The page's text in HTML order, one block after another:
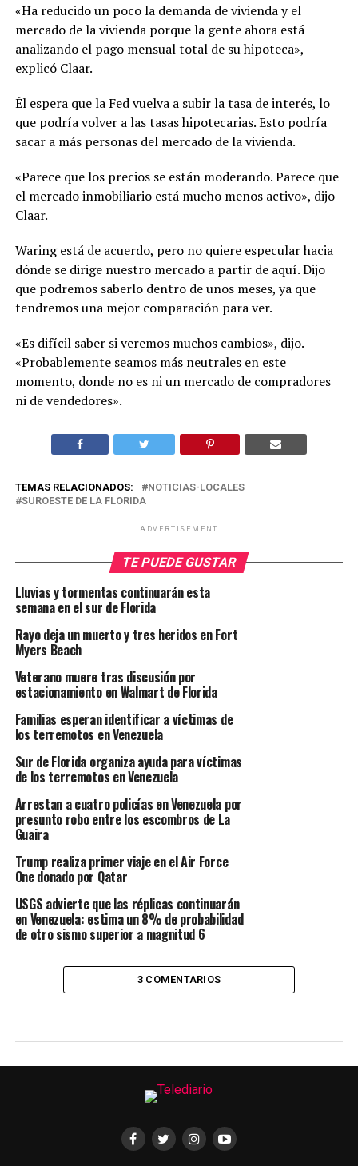
«Ha reducido un poco la demanda de vivienda y el
mercado de la vivienda porque la gente ahora está
analizando el pago mensual total de su hipoteca»,
explicó Claar.
Él espera que la Fed vuelva a subir la tasa de interés, lo
que podría volver a las tasas hipotecarias. Esto podría
sacar a más personas del mercado de la vivienda.
«Parece que los precios se están moderando. Parece que
el mercado inmobiliario está mucho menos activo», dijo
Claar.
Waring está de acuerdo, pero no quiere especular hacia
dónde se dirige nuestro mercado a partir de aquí. Dijo
que podremos saberlo dentro de unos meses, ya que
tendremos una mejor comparación para ver.
«Es difícil saber si veremos muchos cambios», dijo.
«Probablemente seamos más neutrales en este
momento, donde no es ni un mercado de compradores
ni de vendedores».
TEMAS RELACIONADOS:
NOTICIAS-LOCALES
SUROESTE DE LA FLORIDA
ADVERTISEMENT
TE PUEDE GUSTAR
Lluvias y tormentas continuarán esta
semana en el sur de Florida
Rayo deja un muerto y tres heridos en Fort
Myers Beach
Veterano muere tras discusión por
estacionamiento en Walmart de Florida
Familias esperan identificar a víctimas de
los terremotos en Venezuela
Sur de Florida organiza ayuda para víctimas
de los terremotos en Venezuela
Arrestan a cuatro policías en Venezuela por
presunto robo entre los escombros de La
Guaira
Trump realiza primer viaje en el Air Force
One donado por Qatar
USGS advierte que las réplicas continuarán
en Venezuela: estima un 8% de probabilidad
de otro sismo superior a magnitud 6
3 COMENTARIOS